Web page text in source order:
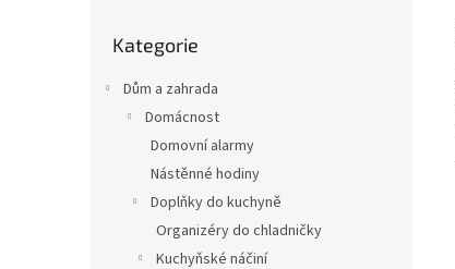
kategorie
Kategorie
Dům a zahrada
Domácnost
Domovní alarmy
Nástěnné hodiny
Doplňky do kuchyně
Organizéry do chladničky
Kuchyňské náčiní